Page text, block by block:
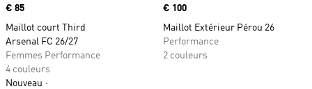
Prix
€ 85
Maillot court Third
Arsenal FC 26/27
Femmes Performance
4 couleurs
Nouveau
Prix
€ 100
Maillot Extérieur Pérou 26
Performance
2 couleurs